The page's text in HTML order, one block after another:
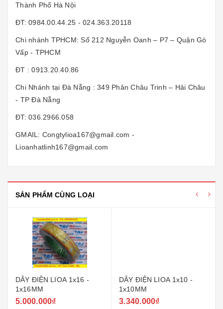
Thành Phố Hà Nội
ĐT: 0984.00.44.25 - 024.363.20118
Chi nhánh TPHCM: Số 212 Nguyễn Oanh – P7 – Quận Gò
Vấp - TPHCM
ĐT : 0913.20.40.86
Chi Nhánh tại Đà Nẵng : 349 Phân Châu Trinh – Hải Châu
- TP Đà Nẵng
ĐT: 036.2966.058
GMAIL: Congtylioa167@gmail.com -
Lioanhatlinh167@gmail.com
SẢN PHẨM CÙNG LOẠI
DÂY ĐIỆN LIOA 1x16 -
1x16MM
5.000.000₫
DÂY ĐIỆN LIOA 1x10 -
1x10MM
3.340.000₫